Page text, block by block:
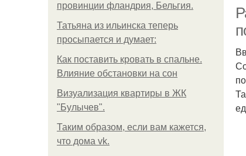
провинции фландрия, Бельгия.
Татьяна из ильинска теперь
просыпается и думает:
Как поставить кровать в спальне.
Влияние обстановки на сон
Визуализация квартиры в ЖК
"Булычев".
Таким образом, если вам кажется,
что дома vk.